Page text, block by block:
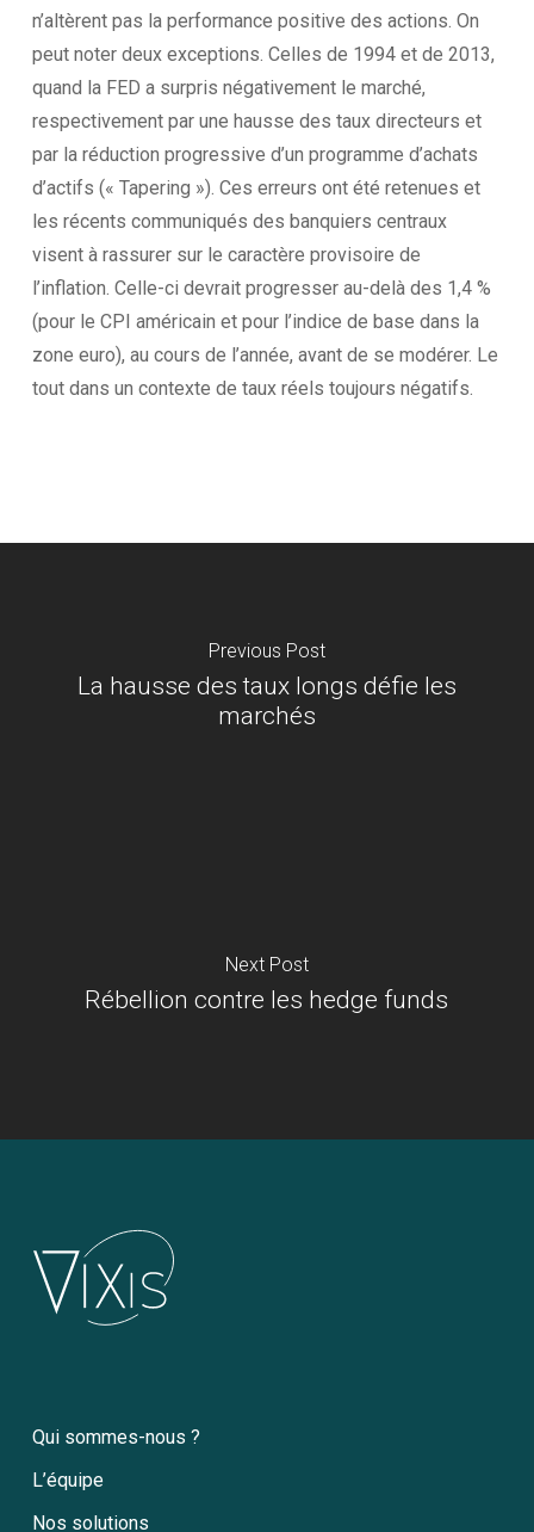
n’altèrent pas la performance positive des actions. On
peut noter deux exceptions. Celles de 1994 et de 2013,
quand la FED a surpris négativement le marché,
respectivement par une hausse des taux directeurs et
par la réduction progressive d’un programme d’achats
d’actifs (« Tapering »). Ces erreurs ont été retenues et
les récents communiqués des banquiers centraux
visent à rassurer sur le caractère provisoire de
l’inflation. Celle-ci devrait progresser au-delà des 1,4 %
(pour le CPI américain et pour l’indice de base dans la
zone euro), au cours de l’année, avant de se modérer. Le
tout dans un contexte de taux réels toujours négatifs.
Previous Post
La hausse des taux longs défie les
marchés
Next Post
Rébellion contre les hedge funds
Qui sommes-nous ?
L’équipe
Nos solutions